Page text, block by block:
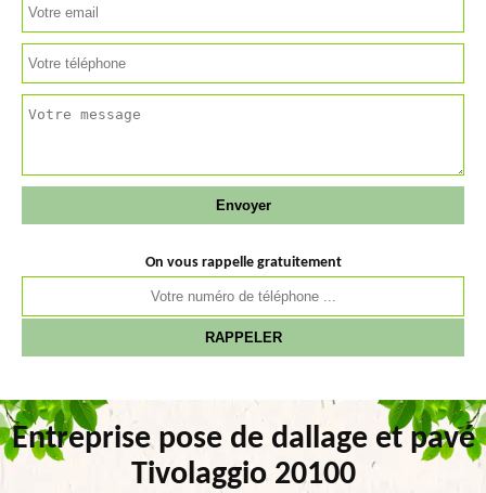
On vous rappelle gratuitement
Entreprise pose de dallage et pavé
Tivolaggio 20100